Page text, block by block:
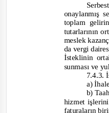
onaylanmış
toplam
tutarlarının
meslek
da vergi
İsteklinin
sunması ve
7.4.3.
a)
b)
hizmet
faturaların